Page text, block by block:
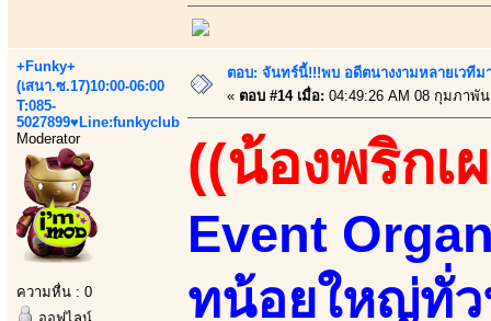
+Funky+
(เสนา.ซ.17)10:00-06:00
T:085-
5027899♥Line:funkyclub
Moderator
ความหื่น : 0
ตอบ: จันทร์นี้!!!พบ อดีตนางงามหลายเวที
« ตอบ #14 เมื่อ: 04:49:26 AM 08 กุมภาพั
((น้องพริกเ
Event
ทน้อยใหญ่ทั่ว